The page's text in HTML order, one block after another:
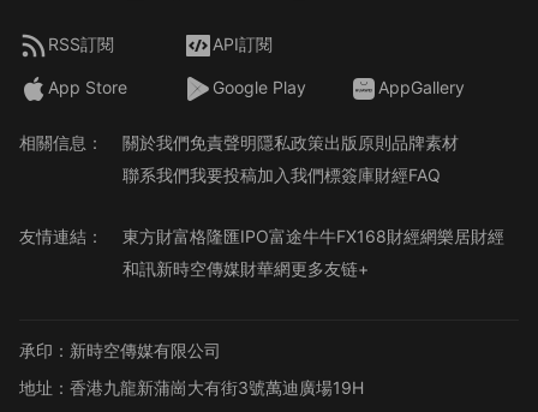
RSS訂閱 API訂閱
App Store Google Play AppGallery
相關信息： 關於我們免責聲明隱私政策出版原則品牌素材
聯系我們我要投稿加入我們標簽庫財經FAQ
友情連結： 東方財富格隆匯IPO富途牛牛FX168財經網樂居財經
和訊新時空傳媒財華網更多友链+
承印：新時空傳媒有限公司
地址：香港九龍新蒲崗大有街3號萬迪廣場19H